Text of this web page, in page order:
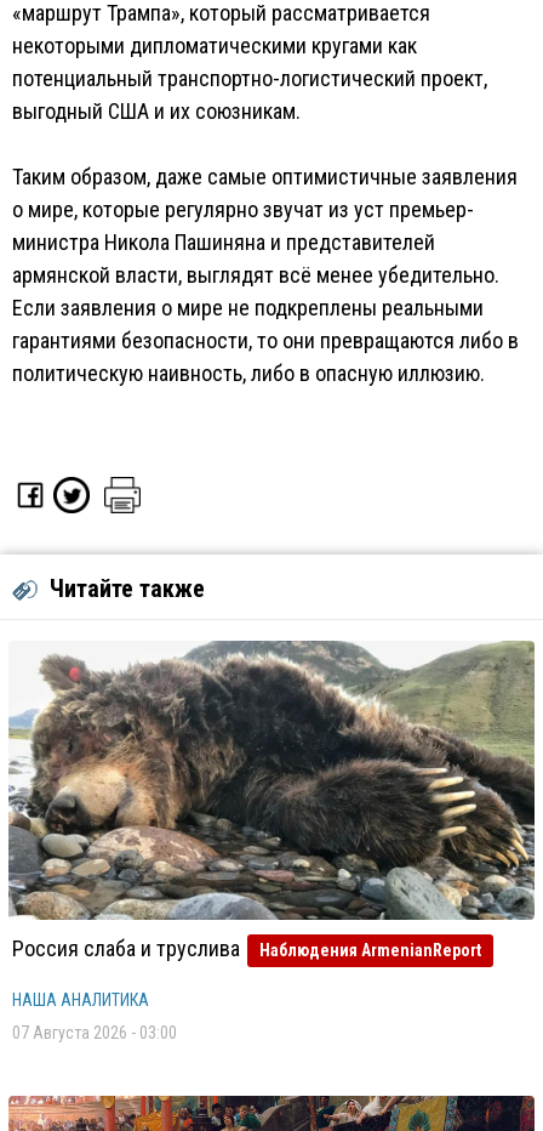
«маршрут Трампа», который рассматривается
некоторыми дипломатическими кругами как
потенциальный транспортно-логистический проект,
выгодный США и их союзникам.
Таким образом, даже самые оптимистичные заявления
о мире, которые регулярно звучат из уст премьер-
министра Никола Пашиняна и представителей
армянской власти, выглядят всё менее убедительно.
Если заявления о мире не подкреплены реальными
гарантиями безопасности, то они превращаются либо в
политическую наивность, либо в опасную иллюзию.
Читайте также
Россия слаба и труслива Наблюдения ArmenianReport
НАША АНАЛИТИКА
07 Августа 2026 - 03:00